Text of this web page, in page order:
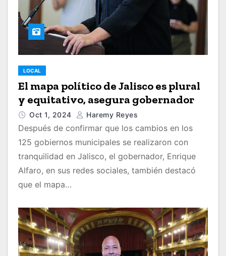
LOCAL
El mapa político de Jalisco es plural
y equitativo, asegura gobernador
Oct 1, 2024 Haremy Reyes
Después de confirmar que los cambios en los
125 gobiernos municipales se realizaron con
tranquilidad en Jalisco, el gobernador, Enrique
Alfaro, en sus redes sociales, también destacó
que el mapa…